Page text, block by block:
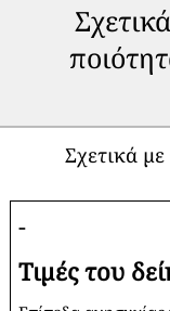
Σχετικά
-
Τιμές του